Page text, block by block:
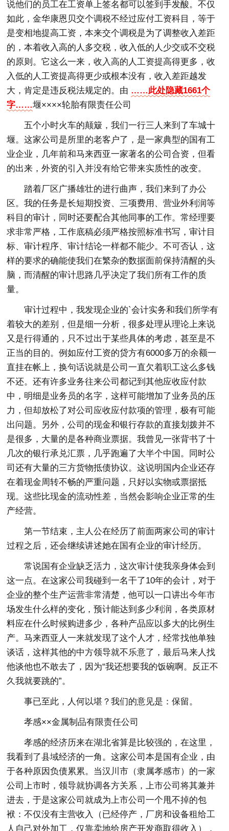
说他们的员工在工资单上签名都可以签到手发酸。不仅
如此，金华康恩贝交个调税不经过应付工资科目，等于
是变相地提高工资，本来交个调税是为了调整收入差距
的，本着收入高的人多交税，收入低的人少交或不交税
的原则。它这么一来，收入高的人工资提高得更多，收
入低的人工资提高得更少或根本没有，收入差距越发
大，肯定是违反税法规定的。由 ……此处隐藏1661个
字……堰××××轮胎有限责任公司
五个小时火车的颠簸，我们一行三人来到了车城十
堰。这家公司是所里的老客户了，是一家典型的国有工
业企业，几年前和马来西亚一家著名的公司合资，但看
的出来，外资的引入并没有给它带来实质性的改变。
踏着厂区广播雄壮的进行曲声，我们来到了办公
区。我的任务是长短期投资、三项费用、营业外利润等
科目的审计，同时还要配合其他同事的工作。常经理要
求非常严格，工作底稿必须严格按照标准书写，审计目
标、审计程序、审计结论一样都不能少。不可否认，这
样的要求的确能使我们在繁杂的数据面前保持清醒的头
脑，而清醒的审计思路几乎决定了我们所有工作的质
量。
审计过程中，我发现企业的`会计实务和我们所学有
着较大的差别，但是细一分析，很多处理从理论上来说
又是行得通的，只不过出于某些具体的考虑，甚至是不
正当的目的。例如应付工资的贷方有6000多万的余额一
直挂在帐上，换句话说就是公司一直欠着职工这么多钱
不还。还有许多业务往来公司都记到其他应收应付款
中，明细是业务员的名字，这样可能增加了业务员的压
力，但却放松了对公司应收应付款项的管理，极有可能
出问题。另外，公司的现金和银行存款的直接划拨并不
是很多，大量的是各种商业票据。我曾见一张背书了十
几次的银行承兑汇票，几乎跑遍了大半个中国。同时公
司还有大量的三方货物抵债协议。这说明国内企业还存
在着现金周转不畅的严重问题，只好以实物或票据抵
现。这些比现金的流动性差，当然会影响企业正常的生
产经营。
第一节结束，主人公在经历了前面两家公司的审计
过程之后，还会继续讲述她在国有企业的审计经历。
常说国有企业缺乏活力，这次审计使我亲身体会到
这一点。在这家公司我碰到一名干了10年的会计，对于
企业的整个生产运营非常清楚，他可以一口讲出今年市
场发生什么样的变化，预计能达到多少利润，各类原材
料应在什么时候购进多少，各种产品应以多大的比例生
产。马来西亚人一来就发现了这个人才，经常找他单独
谈话，这样其他的中方领导就不乐意了，最后马来人找
他谈他也不敢去了，因为“我还想要我的饭碗啊。反正不
久我就要跳的”。
事已至此，人何以堪？我们的意见是：保留。
孝感××金属制品有限责任公司
孝感的经济历来在湖北省算是比较强的，在这里，
我看到了县域经济的一角。这家公司本是国有企业，由
于各种原因负债累累。当汉川市（隶属孝感市）的一家
公司上市时，领导就协调各方关系，上市公司将其兼并
进去，于是这家公司就成为上市公司一个甩不掉的包
袱：不仅没有主营收入（已经停产，厂房和设备租给工
人自己对外加工，仅靠卖地给房产开发商取得收入），